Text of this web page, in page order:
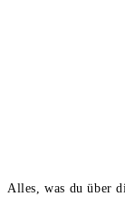
Alles, was du über